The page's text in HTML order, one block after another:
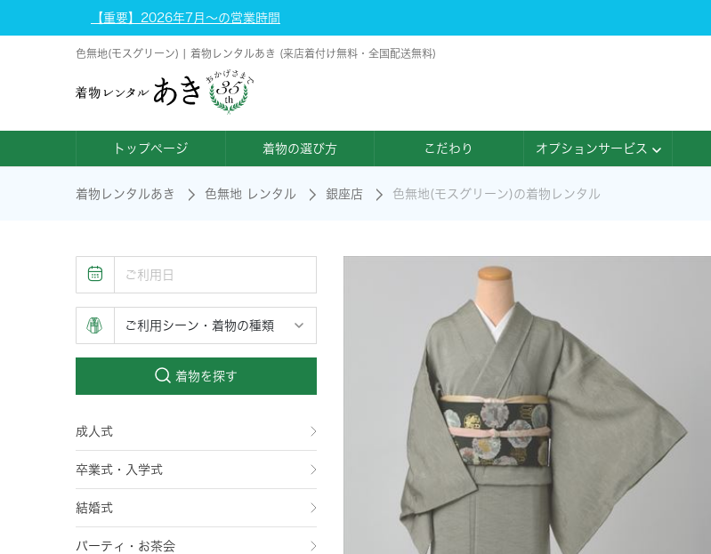
【重要】2026年7月～の営業時間
色無地(モスグリーン) | 着物レンタルあき (来店着付け無料・全国配送無料)
トップページ 着物の選び方 こだわり オプションサービス
着物レンタルあき 色無地 レンタル 銀座店 色無地(モスグリーン)の着物レンタル
着物を探す
成人式
卒業式・入学式
結婚式
パーティ・お茶会